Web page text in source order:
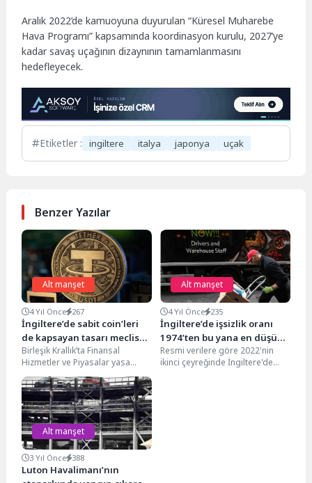
Aralık 2022’de kamuoyuna duyurulan “Küresel Muharebe
Hava Programı” kapsamında koordinasyon kurulu, 2027’ye
kadar savaş uçağının dizaynının tamamlanmasını
hedefleyecek.
Etiketler : ingiltere italya japonya uçak
Benzer Yazılar
Alt manşet
4 Yıl Önce 267
İngiltere’de sabit coin’leri
de kapsayan tasarı meclise
sunuldu
Birleşik Krallık’ta Finansal
Hizmetler ve Piyasalar yasa
tasarısı bugün meclise sunuldu.
Bakanlıktan yapılan açıklamada,
“Birleşik...
Alt manşet
4 Yıl Önce 235
İngiltere’de işsizlik oranı
1974’ten bu yana en düşük
seviyede
Resmi verilere göre 2022'nin
ikinci çeyreğinde İngiltere'de
Alt manşet
3 Yıl Önce 388
Luton Havalimanı’nın